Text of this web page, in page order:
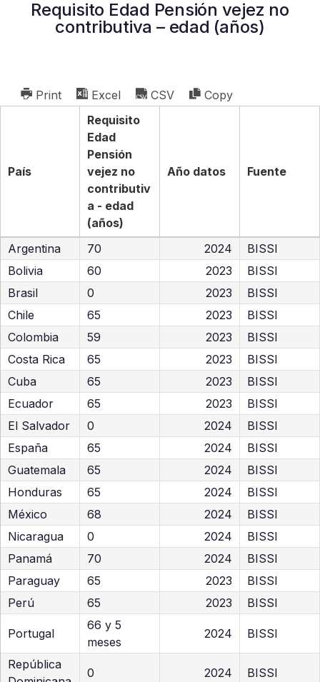
Requisito Edad Pensión vejez no
contributiva – edad (años)
Print Excel CSV Copy
País
Requisito
Edad
Pensión
vejez no
contributiv
a - edad
(años)
Año datos Fuente
Argentina 70 2024
BISSI
Bolivia
60 2023
BISSI
Brasil
0 2023
BISSI
Chile
65 2023
BISSI
Colombia
59 2023
BISSI
Costa Rica
65 2023
BISSI
Cuba
65 2023
BISSI
Ecuador
65 2023
BISSI
El Salvador
0 2024
BISSI
España
65 2024
BISSI
Guatemala
65 2024
BISSI
Honduras
65 2024
BISSI
México
68 2024
BISSI
Nicaragua
0 2024
BISSI
Panamá
70 2024
BISSI
Paraguay
65 2023
BISSI
Perú
65 2023 BISSI
Portugal
66 y 5
meses
2024 BISSI
República
0 2024 BISSI